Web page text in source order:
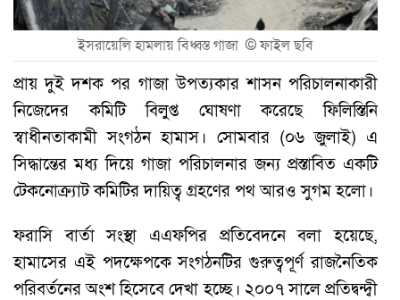
ইসরায়েলি হামলায় বিধ্বস্ত গাজা ©ফাইল ছবি
প্রায় দুই দশক পর গাজা উপত্যকার শাসন পরিচালনাকারী
নিজেদের কমিটি বিলুপ্ত ঘোষণা করেছে ফিলিস্তিনি
স্বাধীনতাকামী সংগঠন হামাস। সোমবার (০৬ জুলাই) এ
সিদ্ধান্তের মধ্য দিয়ে গাজা পরিচালনার জন্য প্রস্তাবিত একটি
টেকনোক্র্যাট কমিটির দায়িত্ব গ্রহণের পথ আরও সুগম হলো।
ফরাসি বার্তা সংস্থা এএফপির প্রতিবেদনে বলা হয়েছে,
হামাসের এই পদক্ষেপকে সংগঠনটির গুরুত্বপূর্ণ রাজনৈতিক
পরিবর্তনের অংশ হিসেবে দেখা হচ্ছে। ২০০৭ সালে প্রতিদ্বন্দ্বী